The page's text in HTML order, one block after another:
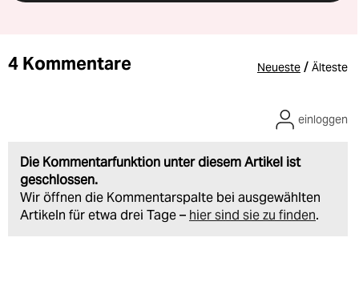
4 Kommentare Neueste / Älteste
Die Kommentarfunktion unter diesem Artikel ist
geschlossen.
Wir öffnen die Kommentarspalte bei ausgewählten
Artikeln für etwa drei Tage – hier sind sie zu finden.
einloggen